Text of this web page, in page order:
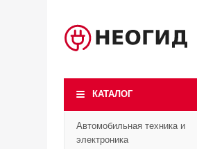
КАТАЛОГ
Автомобильная техника и
электроника